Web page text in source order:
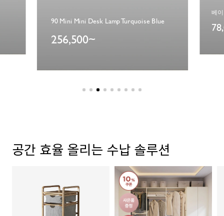
베이스 Cobalt Blue / 도이(DOIY)
78,000~
공간 효율 올리는 수납 솔루션